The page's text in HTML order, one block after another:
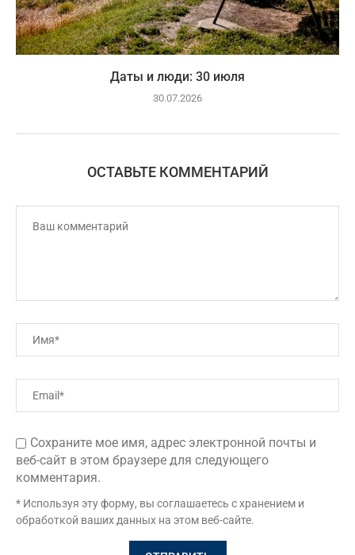
Даты и люди: 30 июля
30.07.2026
ОСТАВЬТЕ КОММЕНТАРИЙ
Сохраните мое имя, адрес электронной почты и
веб-сайт в этом браузере для следующего
комментария.
* Используя эту форму, вы соглашаетесь с хранением и
обработкой ваших данных на этом веб-сайте.